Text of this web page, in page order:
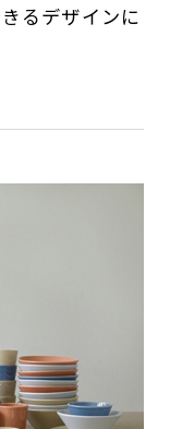
るデザインに